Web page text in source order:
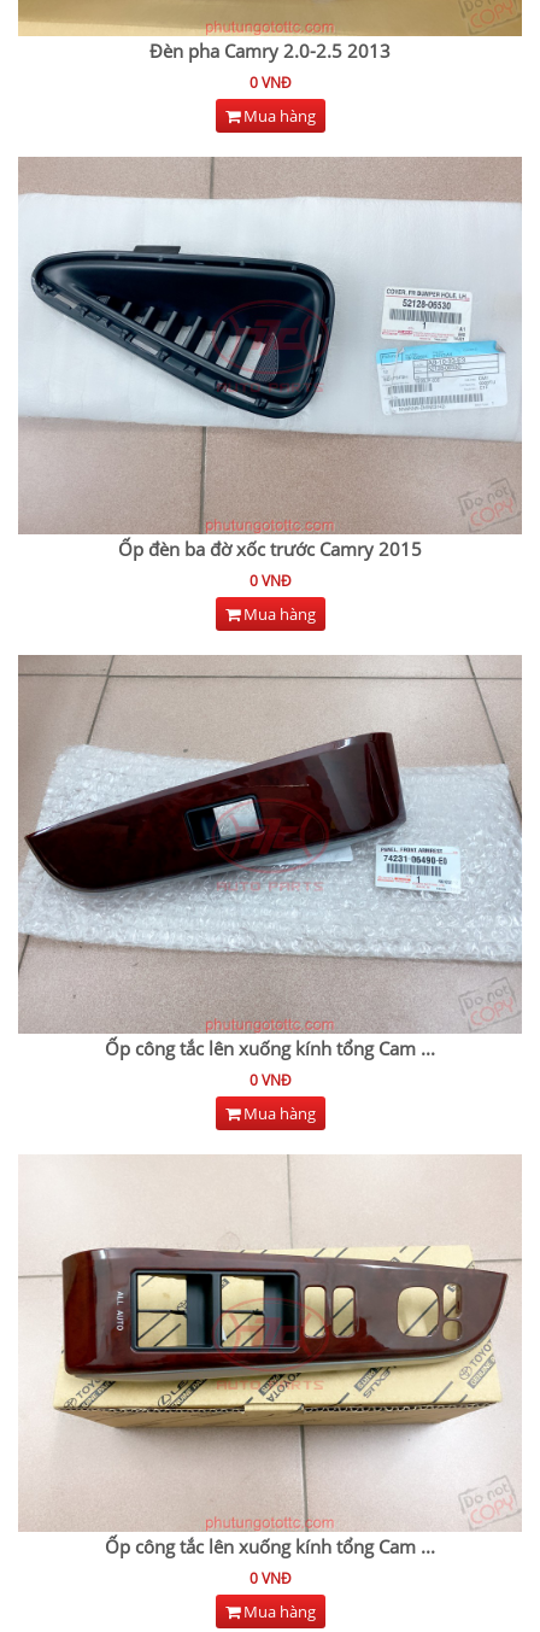
Đèn pha Camry 2.0-2.5 2013
0 VNĐ
Mua hàng
Ốp đèn ba đờ xốc trước Camry 2015
0 VNĐ
Mua hàng
Ốp công tắc lên xuống kính tổng Cam ...
0 VNĐ
Mua hàng
Ốp công tắc lên xuống kính tổng Cam ...
0 VNĐ
Mua hàng